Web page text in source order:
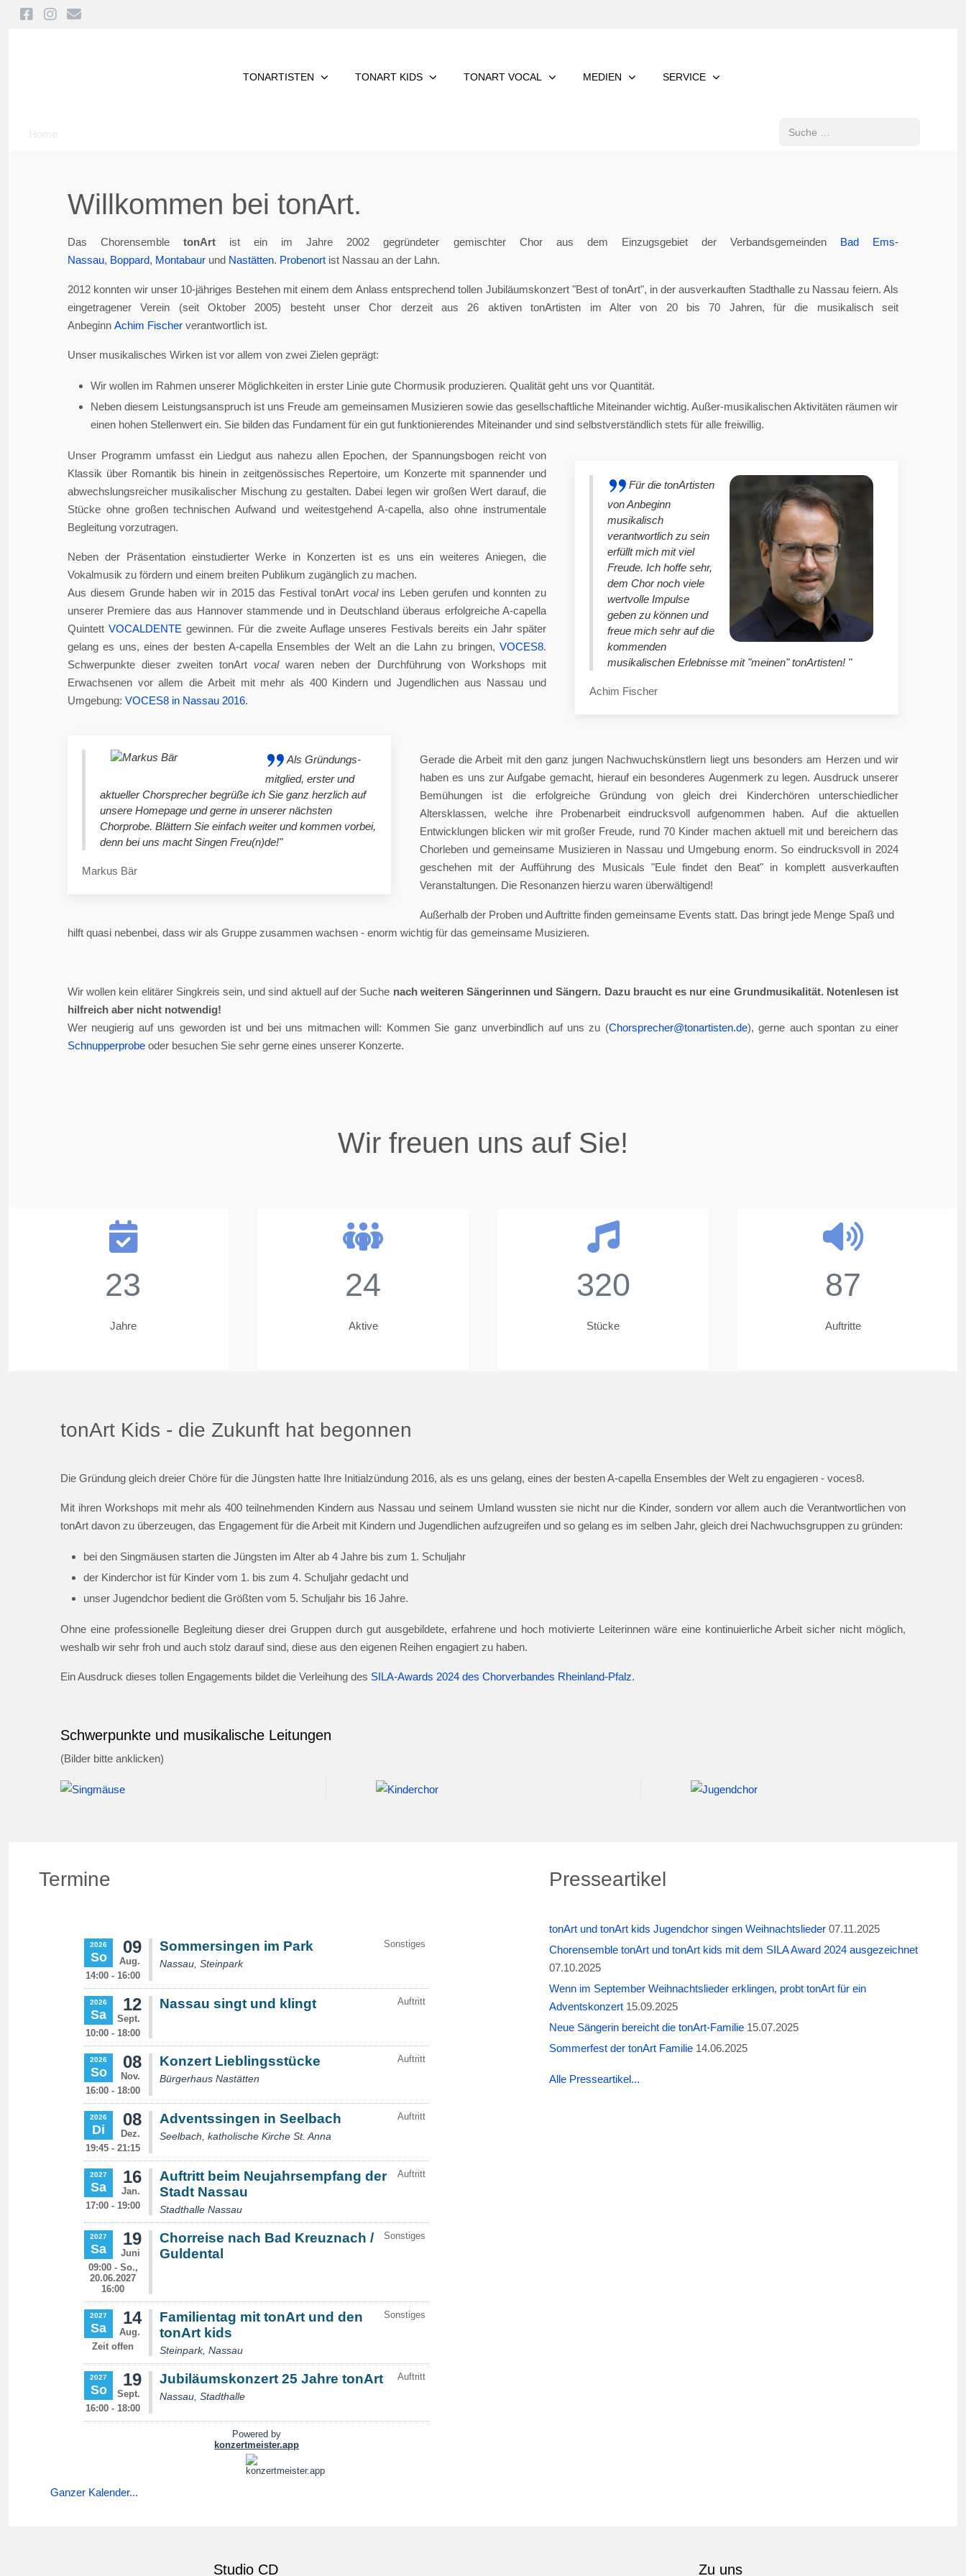
TONARTISTEN TONART KIDS TONART VOCAL MEDIEN SERVICE
Home
Suchen
Willkommen bei tonArt.
Das ChorensembletonArt ist ein im Jahre 2002 gegründeter gemischter Chor aus dem Einzugsgebiet der Verbandsgemeinden Bad Ems-
Nassau, Boppard, Montabaur und Nastätten. Probenort ist Nassau an der Lahn.
2012 konnten wir unser 10-jähriges Bestehen mit einem dem Anlass entsprechend tollen Jubiläumskonzert "Best of tonArt", in der ausverkauften Stadthalle zu Nassau feiern. Als
eingetragener Verein (seit Oktober 2005) besteht unser Chor derzeit aus 26 aktiven tonArtisten im Alter von 20 bis 70 Jahren, für die musikalisch seit
Anbeginn Achim Fischer verantwortlich ist.
Unser musikalisches Wirken ist vor allem von zwei Zielen geprägt:
Wir wollen im Rahmen unserer Möglichkeiten in erster Linie gute Chormusik produzieren. Qualität geht uns vor Quantität.
Neben diesem Leistungsanspruch ist uns Freude am gemeinsamen Musizieren sowie das gesellschaftliche Miteinander wichtig. Außer-musikalischen Aktivitäten räumen wir
einen hohen Stellenwert ein. Sie bilden das Fundament für ein gut funktionierendes Miteinander und sind selbstverständlich stets für alle freiwillig.
Für die tonArtisten
von Anbeginn
musikalisch
verantwortlich zu sein
erfüllt mich mit viel
Freude. Ich hoffe sehr,
dem Chor noch viele
wertvolle Impulse
geben zu können und
freue mich sehr auf die
kommenden
musikalischen Erlebnisse mit "meinen" tonArtisten! "
Achim Fischer
Unser Programm umfasst ein Liedgut aus nahezu allen Epochen, der Spannungsbogen reicht von
Klassik über Romantik bis hinein in zeitgenössisches Repertoire, um Konzerte mit spannender und
abwechslungsreicher musikalischer Mischung zu gestalten. Dabei legen wir großen Wert darauf, die
Stücke ohne großen technischen Aufwand und weitestgehend A-capella, also ohne instrumentale
Begleitung vorzutragen.
Neben der Präsentation einstudierter Werke in Konzerten ist es uns ein weiteres Aniegen, die
Vokalmusik zu fördern und einem breiten Publikum zugänglich zu machen.
Aus diesem Grunde haben wir in 2015 das Festival tonArt vocal ins Leben gerufen und konnten zu
unserer Premiere das aus Hannover stammende und in Deutschland überaus erfolgreiche A-capella
Quintett VOCALDENTE gewinnen. Für die zweite Auflage unseres Festivals bereits ein Jahr später
gelang es uns, eines der besten A-capella Ensembles der Welt an die Lahn zu bringen, VOCES8.
Schwerpunkte dieser zweiten tonArt vocalwaren neben der Durchführung von Workshops mit
Erwachsenen vor allem die Arbeit mit mehr als 400 Kindern und Jugendlichen aus Nassau und
Umgebung: VOCES8 in Nassau 2016.
Als Gründungs-
mitglied, erster und
aktueller Chorsprecher begrüße ich Sie ganz herzlich auf
unsere Homepage und gerne in unserer nächsten
Chorprobe. Blättern Sie einfach weiter und kommen vorbei,
denn bei uns macht Singen Freu(n)de!"
Markus Bär
Gerade die Arbeit mit den ganz jungen Nachwuchskünstlern liegt uns besonders am Herzen und wir
haben es uns zur Aufgabe gemacht, hierauf ein besonderes Augenmerk zu legen. Ausdruck unserer
Bemühungen ist die erfolgreiche Gründung von gleich drei Kinderchören unterschiedlicher
Altersklassen, welche ihre Probenarbeit eindrucksvoll aufgenommen haben. Auf die aktuellen
Entwicklungen blicken wir mit großer Freude, rund 70 Kinder machen aktuell mit und bereichern das
Chorleben und gemeinsame Musizieren in Nassau und Umgebung enorm. So eindrucksvoll in 2024
geschehen mit der Aufführung des Musicals "Eule findet den Beat" in komplett ausverkauften
Veranstaltungen. Die Resonanzen hierzu waren überwältigend!
Außerhalb der Proben und Auftritte finden gemeinsame Events statt. Das bringt jede Menge Spaß und
hilft quasi nebenbei, dass wir als Gruppe zusammen wachsen - enorm wichtig für das gemeinsame Musizieren.
Wir wollen kein elitärer Singkreis sein, und sind aktuell auf der Suche nach weiteren Sängerinnen und Sängern. Dazu braucht es nur eine Grundmusikalität. Notenlesen ist
hilfreich aber nicht notwendig!
Wer neugierig auf uns geworden ist und bei uns mitmachen will: Kommen Sie ganz unverbindlich auf uns zu (Chorsprecher@tonartisten.de), gerne auch spontan zu einer
Schnupperprobe oder besuchen Sie sehr gerne eines unserer Konzerte.
Wir freuen uns auf Sie!
23
Jahre
24
Aktive
320
Stücke
87
Auftritte
tonArt Kids - die Zukunft hat begonnen
Die Gründung gleich dreier Chöre für die Jüngsten hatte Ihre Initialzündung 2016, als es uns gelang, eines der besten A-capella Ensembles der Welt zu engagieren - voces8.
Mit ihren Workshops mit mehr als 400 teilnehmenden Kindern aus Nassau und seinem Umland wussten sie nicht nur die Kinder, sondern vor allem auch die Verantwortlichen von
tonArt davon zu überzeugen, das Engagement für die Arbeit mit Kindern und Jugendlichen aufzugreifen und so gelang es im selben Jahr, gleich drei Nachwuchsgruppen zu gründen:
bei den Singmäusen starten die Jüngsten im Alter ab 4 Jahre bis zum 1. Schuljahr
der Kinderchor ist für Kinder vom 1. bis zum 4. Schuljahr gedacht und
unser Jugendchor bedient die Größten vom 5. Schuljahr bis 16 Jahre.
Ohne eine professionelle Begleitung dieser drei Gruppen durch gut ausgebildete, erfahrene und hoch motivierte Leiterinnen wäre eine kontinuierliche Arbeit sicher nicht möglich,
weshalb wir sehr froh und auch stolz darauf sind, diese aus den eigenen Reihen engagiert zu haben.
Ein Ausdruck dieses tollen Engagements bildet die Verleihung des SILA-Awards 2024 des Chorverbandes Rheinland-Pfalz.
Schwerpunkte und musikalische Leitungen
(Bilder bitte anklicken)
Termine
Ganzer Kalender...
Presseartikel
tonArt und tonArt kids Jugendchor singen Weihnachtslieder 07.11.2025
Chorensemble tonArt und tonArt kids mit dem SILA Award 2024 ausgezeichnet
07.10.2025
Wenn im September Weihnachtslieder erklingen, probt tonArt für ein
Adventskonzert 15.09.2025
Neue Sängerin bereicht die tonArt-Familie 15.07.2025
Sommerfest der tonArt Familie 14.06.2025
Alle Presseartikel...
Studio CD Zu uns